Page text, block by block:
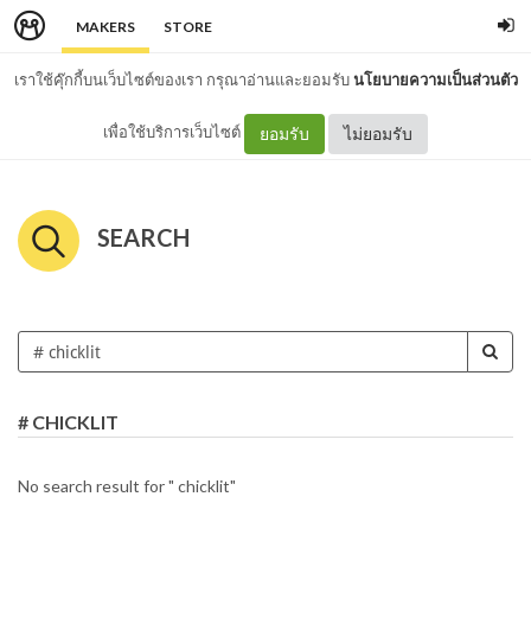
MAKERS STORE
เราใช้คุ๊กกี้บนเว็บไซต์ของเรา กรุณาอ่านและยอมรับนโยบายความเป็นส่วนตัว
เพื่อใช้บริการเว็บไซต์ ยอมรับ ไม่ยอมรับ
SEARCH
# CHICKLIT
No search result for " chicklit"